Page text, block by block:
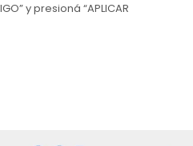
y presioná “APLICAR